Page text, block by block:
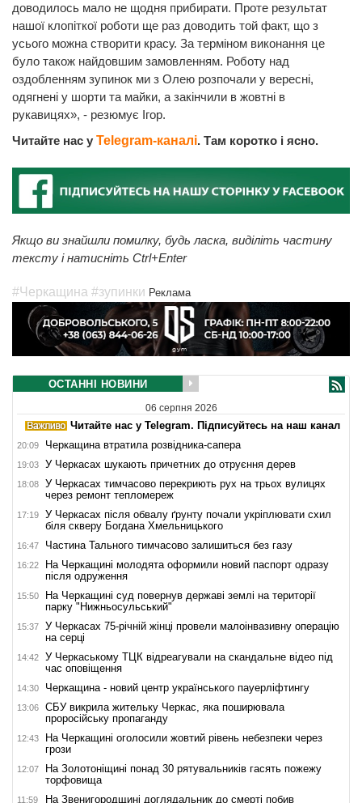
доводилось мало не щодня прибирати. Проте результат
нашої клопіткої роботи ще раз доводить той факт, що з
усього можна створити красу. За терміном виконання це
було також найдовшим замовленням. Роботу над
оздобленням зупинок ми з Олею розпочали у вересні,
одягнені у шорти та майки, а закінчили в жовтні в
рукавицях», - резюмує Ігор.
Читайте нас у Telegram-каналі. Там коротко і ясно.
Якщо ви знайшли помилку, будь ласка, виділіть частину
тексту і натисніть Ctrl+Enter
#Черкащина #зупинки Реклама
ОСТАННІ НОВИНИ
06 серпня 2026
Читайте нас у Telegram. Підписуйтесь на наш канал
20:09 Черкащина втратила розвідника-сапера
19:03 У Черкасах шукають причетних до отруєння дерев
18:08
У Черкасах тимчасово перекриють рух на трьох вулицях
через ремонт тепломереж
17:19
У Черкасах після обвалу ґрунту почали укріплювати схил
біля скверу Богдана Хмельницького
16:47 Частина Тального тимчасово залишиться без газу
16:22
На Черкащині молодята оформили новий паспорт одразу
після одруження
15:50
На Черкащині суд повернув державі землі на території
парку "Нижньосульський"
15:37
У Черкасах 75-річній жінці провели малоінвазивну операцію
на серці
14:42
У Черкаському ТЦК відреагували на скандальне відео під
час оповіщення
14:30 Черкащина - новий центр українського пауерліфтингу
13:06
СБУ викрила жительку Черкас, яка поширювала
проросійську пропаганду
12:43
На Черкащині оголосили жовтий рівень небезпеки через
грози
12:07
На Золотоніщині понад 30 рятувальників гасять пожежу
торфовища
11:59 На Звенигородщині доглядальник до смерті побив